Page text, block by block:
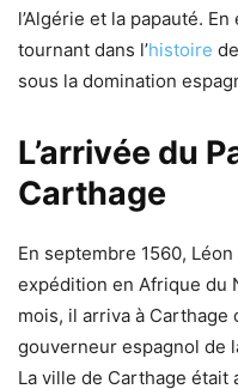
l’Algérie et la papauté.
tournant dans l’histoire
sous la domination
L’arrivée du
Carthage
En septembre 1560,
expédition en Afrique du
mois, il arriva à
gouverneur espagnol de
La ville de Carthage était